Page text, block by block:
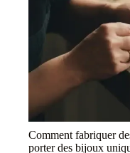
Comment fabriquer
porter des bijoux